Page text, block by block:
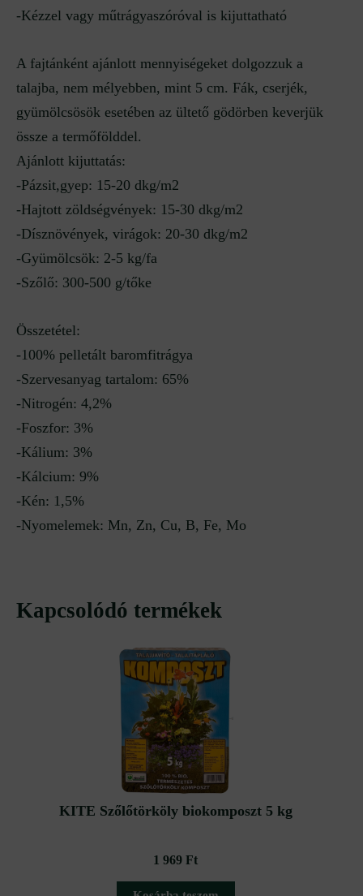
-Kézzel vagy műtrágyaszóróval is kijuttatható
A fajtánként ajánlott mennyiségeket dolgozzuk a
talajba, nem mélyebben, mint 5 cm. Fák, cserjék,
gyümölcsösök esetében az ültető gödörben keverjük
össze a termőfölddel.
Ajánlott kijuttatás:
-Pázsit,gyep: 15-20 dkg/m2
-Hajtott zöldségvények: 15-30 dkg/m2
-Dísznövények, virágok: 20-30 dkg/m2
-Gyümölcsök: 2-5 kg/fa
-Szőlő: 300-500 g/tőke
Összetétel:
-100% pelletált baromfitrágya
-Szervesanyag tartalom: 65%
-Nitrogén: 4,2%
-Foszfor: 3%
-Kálium: 3%
-Kálcium: 9%
-Kén: 1,5%
-Nyomelemek: Mn, Zn, Cu, B, Fe, Mo
Kapcsolódó termékek
KITE Szőlőtörköly biokomposzt 5 kg
1 969 Ft